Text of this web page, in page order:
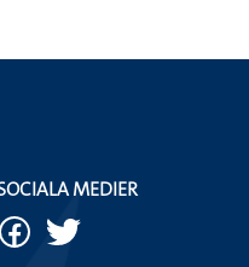
MEDIER